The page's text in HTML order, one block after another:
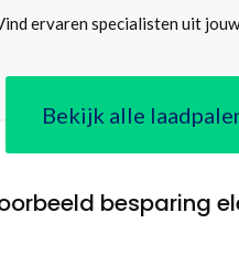
ervaren specialisten uit
Bekijk alle
besparing